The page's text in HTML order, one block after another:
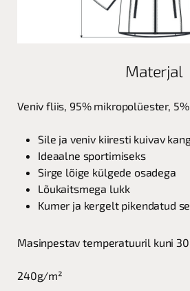
Materjal
Veniv fliis, 95% mikropolüester,
Sile ja veniv kiiresti kuivav
Ideaalne sportimiseks
Sirge lõige külgede osadega
Lõukaitsmega lukk
Kumer ja kergelt pikendatud
Masinpestav temperatuuril kuni
240g/m²